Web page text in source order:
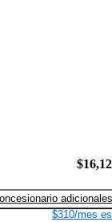
adicionales
$310/mes